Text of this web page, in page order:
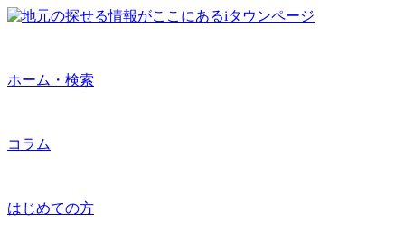
ホーム・検索
コラム
はじめての方